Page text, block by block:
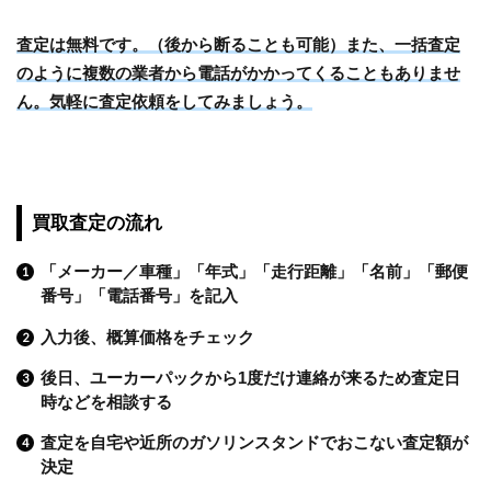
査定は無料です。（後から断ることも可能）また、一括査定
のように複数の業者から電話がかかってくることもありませ
ん。気軽に査定依頼をしてみましょう。
買取査定の流れ
「メーカー／車種」「年式」「走行距離」「名前」「郵便
番号」「電話番号」を記入
入力後、概算価格をチェック
後日、ユーカーパックから1度だけ連絡が来るため査定日
時などを相談する
査定を自宅や近所のガソリンスタンドでおこない査定額が
決定